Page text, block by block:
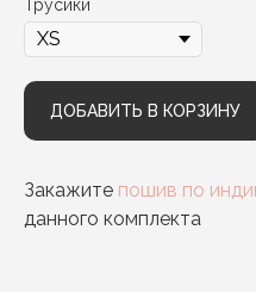
Трусики
ДОБАВИТЬ В КОРЗИНУ
Закажите пошив по
данного комплекта